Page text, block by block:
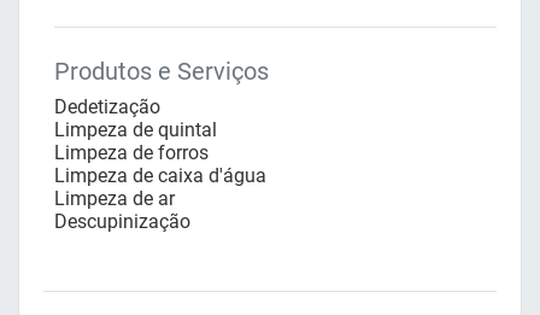
Produtos e Serviços
Dedetização
Limpeza de quintal
Limpeza de forros
Limpeza de caixa d'água
Limpeza de ar
Descupinização